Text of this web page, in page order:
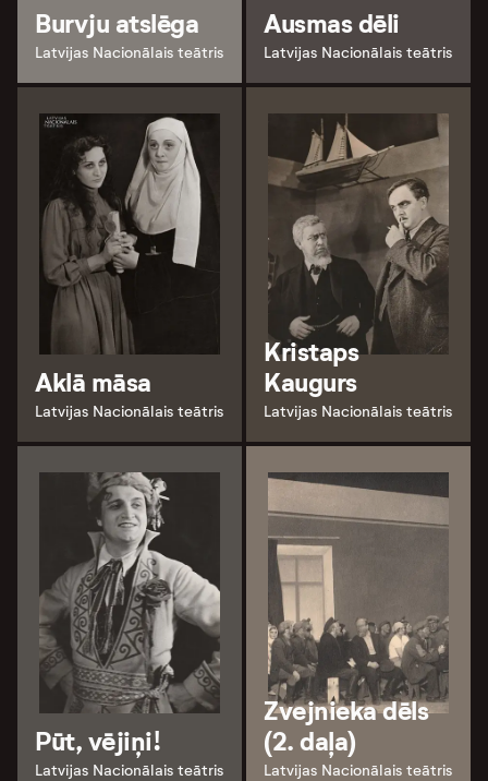
Burvju atslēga
Latvijas Nacionālais teātris
Ausmas dēli
Latvijas Nacionālais teātris
Aklā māsa
Latvijas Nacionālais teātris
Kristaps
Kaugurs
Latvijas Nacionālais teātris
Pūt, vējiņi!
Latvijas Nacionālais teātris
Zvejnieka dēls
(2. daļa)
Latvijas Nacionālais teātris